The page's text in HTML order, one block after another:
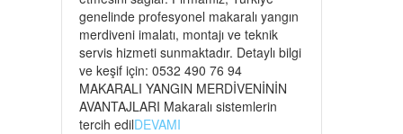
genelinde profesyonel makaralı yangın
merdiveni imalatı, montajı ve teknik
servis hizmeti sunmaktadır. Detaylı bilgi
ve keşif için: 0532 490 76 94
MAKARALI YANGIN MERDİVENİNİN
AVANTAJLARI Makaralı sistemlerin
tercih edilDEVAMI